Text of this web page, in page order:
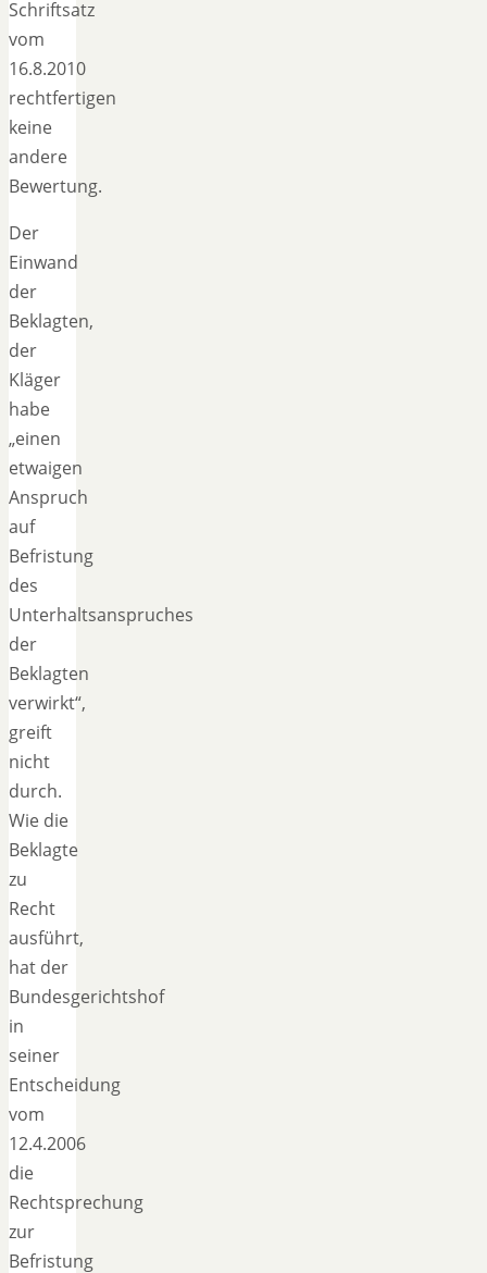
Schriftsatz
vom
16.8.2010
rechtfertigen
keine
andere
Bewertung.
Der
Einwand
der
Beklagten,
der
Kläger
habe
„einen
etwaigen
Anspruch
auf
Befristung
des
Unterhaltsanspruches
der
Beklagten
verwirkt“,
greift
nicht
durch.
Wie die
Beklagte
zu
Recht
ausführt,
hat der
Bundesgerichtshof
in
seiner
Entscheidung
vom
12.4.2006
die
Rechtsprechung
zur
Befristung